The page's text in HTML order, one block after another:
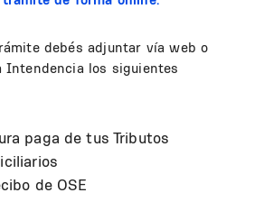
debés adjuntar vía web o
Intendencia los siguientes
paga de tus Tributos
de OSE